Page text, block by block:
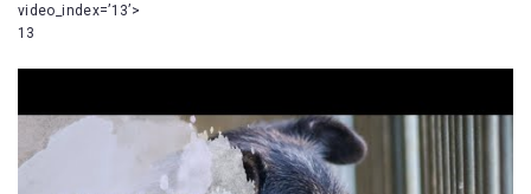
video_index=’13’>
13